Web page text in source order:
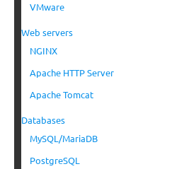
VMware
Web servers
NGINX
Apache HTTP Server
Apache Tomcat
Databases
MySQL/MariaDB
PostgreSQL